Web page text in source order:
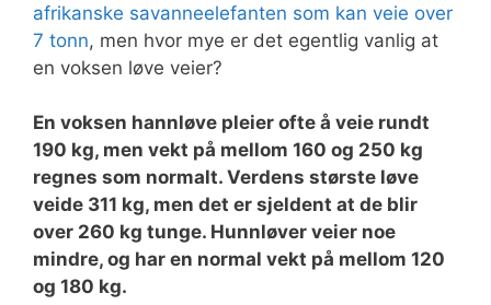
afrikanske savanneelefanten som kan veie over
7 tonn, men hvor mye er det egentlig vanlig at
en voksen løve veier?
En voksen hannløve pleier ofte å veie rundt
190 kg, men vekt på mellom 160 og 250 kg
regnes som normalt. Verdens største løve
veide 311 kg, men det er sjeldent at de blir
over 260 kg tunge. Hunnløver veier noe
mindre, og har en normal vekt på mellom 120
og 180 kg.